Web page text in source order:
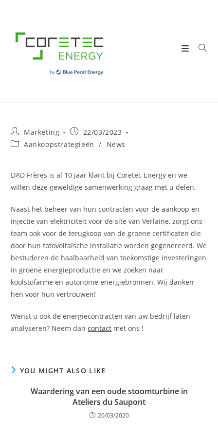
content
Post
author:
Marketing
Post
published:
22/03/2023
PostAankoopstrategieën / News
DAD Frères is al 10 jaar klant bij Coretec Energy en we
willen deze geweldige samenwerking graag met u delen.
Naast het beheer van hun contracten voor de aankoop en
injectie van elektriciteit voor de site van Verlaine, zorgt ons
team ook voor de terugkoop van de groene certificaten die
door hun fotovoltaïsche installatie worden gegenereerd. We
bestuderen de haalbaarheid van toekomstige investeringen
in groene energieproductie en we zoeken naar
koolstofarme en autonome energiebronnen. Wij danken
hen voor hun vertrouwen!
Wenst u ook de energiecontracten van uw bedrijf laten
analyseren? Neem dancontact met ons !
YOU MIGHT ALSO LIKE
Waardering van een oude stoomturbine in
Ateliers du Saupont
20/03/2020